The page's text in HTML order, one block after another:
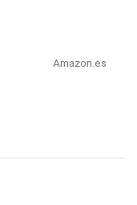
Amazon.es